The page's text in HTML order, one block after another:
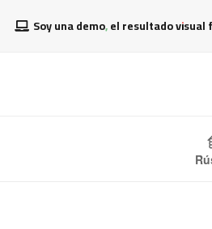
Soy una demo, el resultado